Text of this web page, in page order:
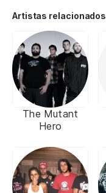
Artistas relacionados
The Mutant
Hero